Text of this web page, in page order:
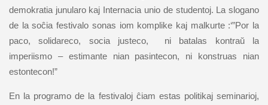
demokratia junularo kaj Internacia unio de studentoj. La slogano
de la soĉia festivalo sonas iom komplike kaj malkurte :‘”Por la
paco, solidareco, socia justeco, ni batalas kontraŭ la
imperiismo – estimante nian pasintecon, ni konstruas nian
estontecon!”
En la programo de la festivaloj ĉiam estas politikaj seminarioj,